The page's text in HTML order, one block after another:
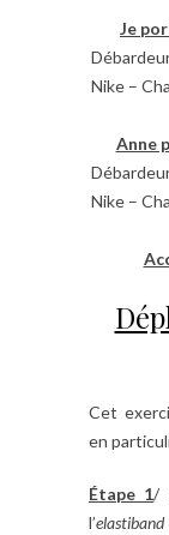
Je
Nike –
Anne
Nike –
Cet
en
Étape 1/
l’elastiband